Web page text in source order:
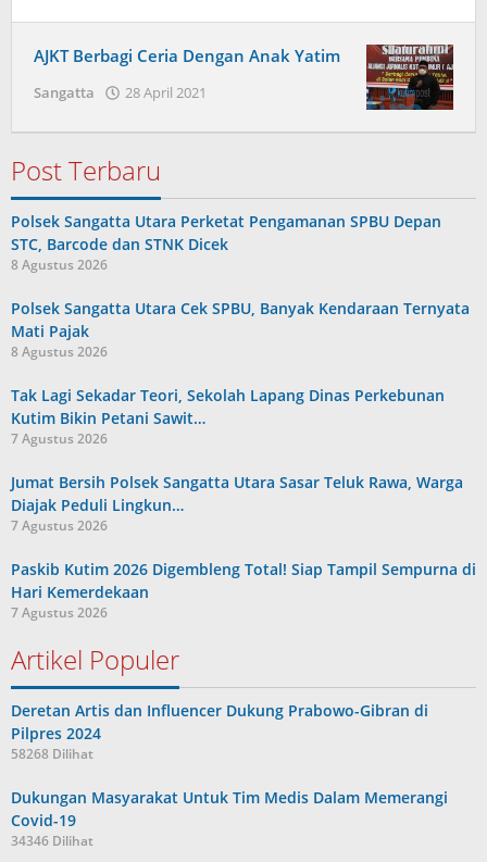
AJKT Berbagi Ceria Dengan Anak Yatim
Sangatta 28 April 2021
Post Terbaru
Polsek Sangatta Utara Perketat Pengamanan SPBU Depan
STC, Barcode dan STNK Dicek
8 Agustus 2026
Polsek Sangatta Utara Cek SPBU, Banyak Kendaraan Ternyata
Mati Pajak
8 Agustus 2026
Tak Lagi Sekadar Teori, Sekolah Lapang Dinas Perkebunan
Kutim Bikin Petani Sawit…
7 Agustus 2026
Jumat Bersih Polsek Sangatta Utara Sasar Teluk Rawa, Warga
Diajak Peduli Lingkun…
7 Agustus 2026
Paskib Kutim 2026 Digembleng Total! Siap Tampil Sempurna di
Hari Kemerdekaan
7 Agustus 2026
Artikel Populer
Deretan Artis dan Influencer Dukung Prabowo-Gibran di
Pilpres 2024
58268 Dilihat
Dukungan Masyarakat Untuk Tim Medis Dalam Memerangi
Covid-19
34346 Dilihat